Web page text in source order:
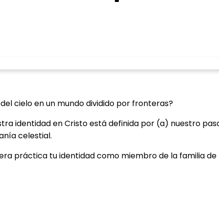
cielo en un mundo dividido por fronteras?
identidad en Cristo está definida por (a) nuestro
celestial.
práctica tu identidad como miembro de la familia de